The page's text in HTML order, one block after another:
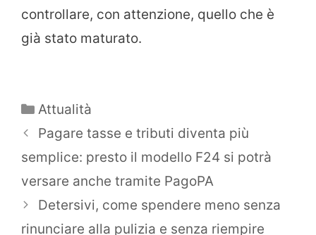
controllare, con attenzione, quello che è
già stato maturato.
Categorie
Attualità
Pagare tasse e tributi diventa più
semplice: presto il modello F24 si potrà
versare anche tramite PagoPA
Detersivi, come spendere meno senza
rinunciare alla pulizia e senza riempire